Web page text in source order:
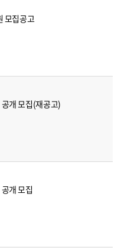
모집공고
개 모집(재공고)
개 모집